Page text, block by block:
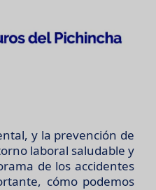
y la prevención de
laboral saludable y
de los accidentes
cómo podemos